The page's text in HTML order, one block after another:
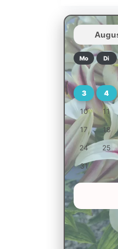
Mo Di
3 4
10 11
17 18
24 25
31